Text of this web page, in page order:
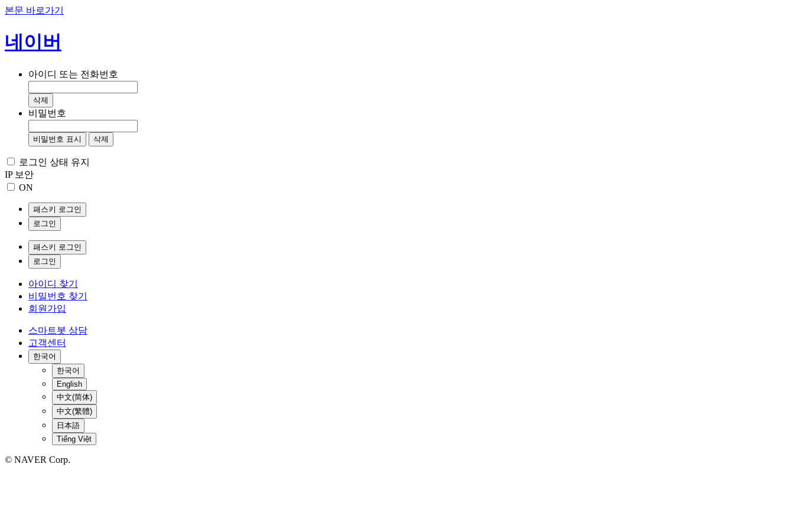
본문 바로가기
네이버
아이디 또는 전화번호
삭제
비밀번호
비밀번호 표시 삭제
로그인 상태 유지
IP 보안
ON
패스키 로그인
로그인
패스키 로그인
로그인
아이디 찾기
비밀번호 찾기
회원가입
스마트봇 상담
고객센터
한국어
한국어
English
中文(简体)
中文(繁體)
日本語
Tiếng Việt
© NAVER Corp.